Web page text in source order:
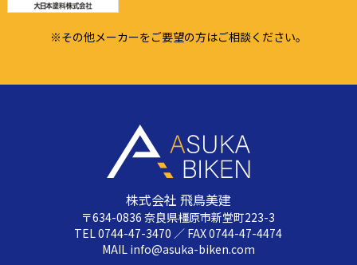
※その他メーカーをご要望の方はご相談ください。
株式会社 飛鳥美建
〒634-0836 奈良県橿原市新堂町223-3
TEL 0744-47-3470 ／ FAX 0744-47-4474
MAIL info@asuka-biken.com